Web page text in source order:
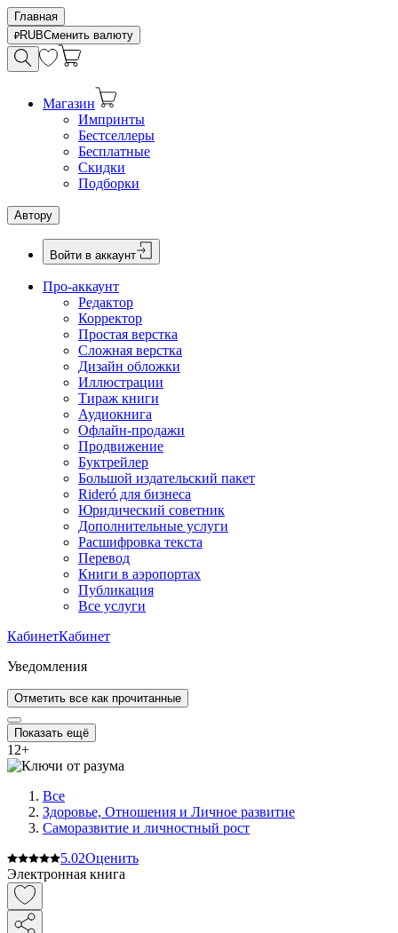
Главная
RUBСменить валюту
Магазин
Импринты
Бестселлеры
Бесплатные
Скидки
Подборки
Автору
Войти в аккаунт
Про-аккаунт
Редактор
Корректор
Простая верстка
Сложная верстка
Дизайн обложки
Иллюстрации
Тираж книги
Аудиокнига
Офлайн-продажи
Продвижение
Буктрейлер
Большой издательский пакет
Rideró для бизнеса
Юридический советник
Дополнительные услуги
Расшифровка текста
Перевод
Книги в аэропортах
Публикация
Все услуги
КабинетКабинет
Уведомления
Отметить все как прочитанные
Показать ещё
12+
Все
Здоровье, Отношения и Личное развитие
Саморазвитие и личностный рост
5.02Оценить
Электронная книга